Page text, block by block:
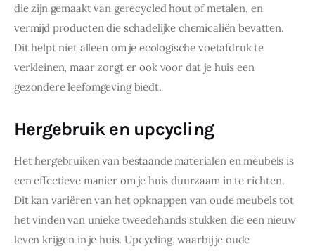
die zijn gemaakt van gerecycled hout of metalen, en
vermijd producten die schadelijke chemicaliën bevatten.
Dit helpt niet alleen om je ecologische voetafdruk te
verkleinen, maar zorgt er ook voor dat je huis een
gezondere leefomgeving biedt.
Hergebruik en upcycling
Het hergebruiken van bestaande materialen en meubels is
een effectieve manier om je huis duurzaam in te richten.
Dit kan variëren van het opknappen van oude meubels tot
het vinden van unieke tweedehands stukken die een nieuw
leven krijgen in je huis. Upcycling, waarbij je oude